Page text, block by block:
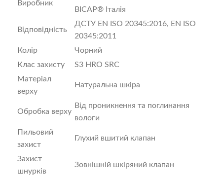
Виробник
BICAP® Італія
Відповідність
ДСТУ EN ISO 20345:2016, EN ISO
20345:2011
Колір
Чорний
Клас захисту
S3 HRO SRC
Матеріал
верху
Натуральна шкіра
Обробка верху
Від проникнення та поглинання
вологи
Пильовий
захист
Глухий вшитий клапан
Захист
шнурків
Зовнішній шкіряний клапан